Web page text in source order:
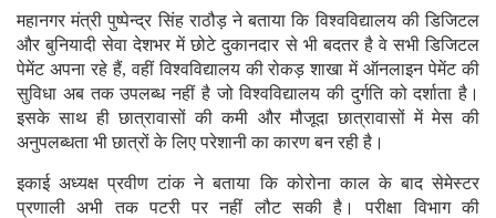
महानगर मंत्री पुष्पेन्द्र सिंह राठौड़ ने बताया कि विश्वविद्यालय की डिजिटल
और बुनियादी सेवा देशभर में छोटे दुकानदार से भी बदतर है वे सभी डिजिटल
पेमेंट अपना रहे हैं, वहीं विश्वविद्यालय की रोकड़ शाखा में ऑनलाइन पेमेंट की
सुविधा अब तक उपलब्ध नहीं है जो विश्वविद्यालय की दुर्गति को दर्शाता है।
इसके साथ ही छात्रावासों की कमी और मौजूदा छात्रावासों में मेस की
अनुपलब्धता भी छात्रों के लिए परेशानी का कारण बन रही है।
इकाई अध्यक्ष प्रवीण टांक ने बताया कि कोरोना काल के बाद सेमेस्टर
प्रणाली अभी तक पटरी पर नहीं लौट सकी है। परीक्षा विभाग की